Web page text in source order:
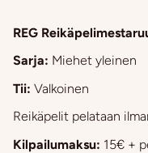
REG
Sarja: Miehet yleinen
Tii: Valkoinen
Reikäpelit pelataan
Kilpailumaksu: 15€ +